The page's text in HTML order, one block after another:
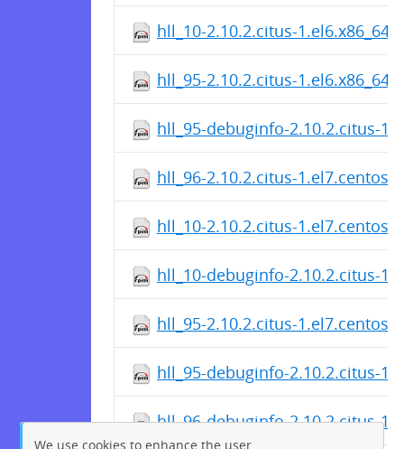
hll_10-2.10.2.citus-
hll_95-2.10.2.citus-
hll_95-debuginfo-2.10.2.citus-
hll_96-2.10.2.citus-
hll_10-2.10.2.citus-
hll_10-debuginfo-2.10.2.citus-
hll_95-2.10.2.citus-
hll_95-debuginfo-2.10.2.citus-
hll_96-debuginfo-2.10.2.citus-
We use cookies to enhance the user